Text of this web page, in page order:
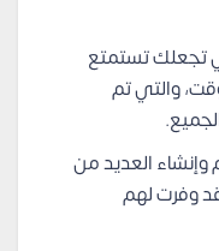
تجعلك تستمتع
والتي تم
وإنشاء العديد من
وفرت لهم